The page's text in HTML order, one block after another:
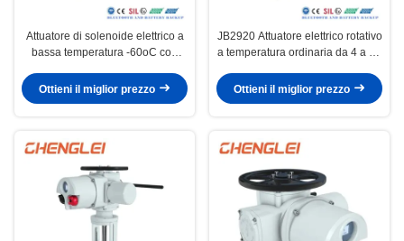
Attuatore di solenoide elettrico a
bassa temperatura -60oC con
JB2920 per il controllo delle
valvole
Ottieni il miglior prezzo
JB2920 Attuatore elettrico rotativo
a temperatura ordinaria da 4 a 20
valvola/ammortizzatore/HVAC
Ottieni il miglior prezzo